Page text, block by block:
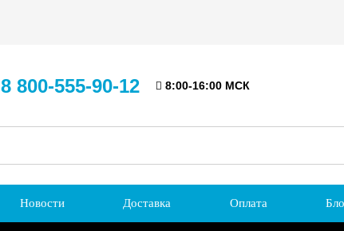
8 800-555-90-12 8:00-16:00 МСК
Новости Доставка Оплата